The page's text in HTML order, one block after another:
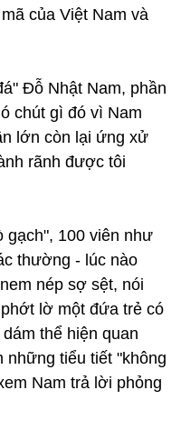
của Việt Nam và
Đỗ Nhật Nam, phần
chút gì đó vì Nam
lớn còn lại ứng xử
rãnh được tôi
gạch", 100 viên như
thường - lúc nào
nép sợ sệt, nói
lờ một đứa trẻ có
thể hiện quan
những tiểu tiết "không
Nam trả lời phỏng